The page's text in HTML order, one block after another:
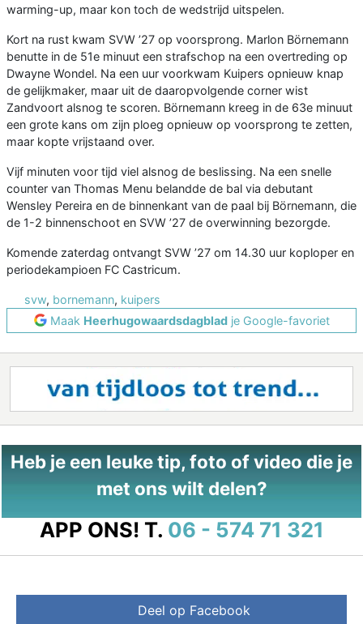
warming-up, maar kon toch de wedstrijd uitspelen.
Kort na rust kwam SVW ’27 op voorsprong. Marlon Börnemann
benutte in de 51e minuut een strafschop na een overtreding op
Dwayne Wondel. Na een uur voorkwam Kuipers opnieuw knap
de gelijkmaker, maar uit de daaropvolgende corner wist
Zandvoort alsnog te scoren. Börnemann kreeg in de 63e minuut
een grote kans om zijn ploeg opnieuw op voorsprong te zetten,
maar kopte vrijstaand over.
Vijf minuten voor tijd viel alsnog de beslissing. Na een snelle
counter van Thomas Menu belandde de bal via debutant
Wensley Pereira en de binnenkant van de paal bij Börnemann, die
de 1-2 binnenschoot en SVW ’27 de overwinning bezorgde.
Komende zaterdag ontvangt SVW ’27 om 14.30 uur koploper en
periodekampioen FC Castricum.
svw, bornemann, kuipers
Maak Heerhugowaardsdagbladje Google-favoriet
Heb je een leuke tip, foto of video die je
met ons wilt delen?
APP ONS! T. 06 - 574 71 321
Deel op Facebook